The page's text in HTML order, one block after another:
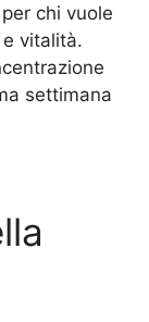
chi vuole
vitalità.
settimana